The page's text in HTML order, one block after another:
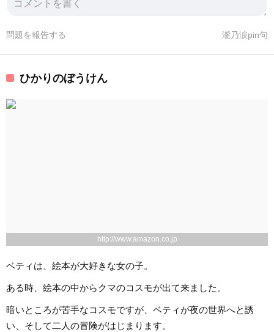
瀧乃涙pin句
問題を報告する
ひかりのぼうけん
http://www.amazon.co.jp
ベティは、絵本が大好きな女の子。
ある時、絵本の中からクマのコスモが出て来ました。
暗いところが苦手なコスモですが、ベティが夜の世界へと誘
い、そして二人の冒険がはじまります。